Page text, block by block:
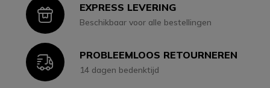
IconEXPRESS LEVERING
Beschikbaar voor alle bestellingen
IconPROBLEEMLOOS RETOURNEREN
14 dagen bedenktijd